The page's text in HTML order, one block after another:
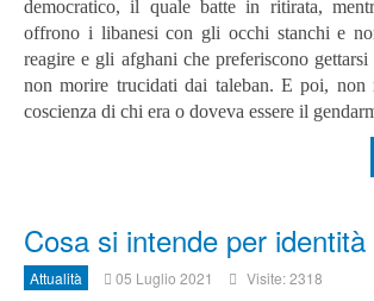
democratico, il quale batte in ritirata,
offrono i libanesi con gli occhi stanchi e
reagire e gli afghani che preferiscono
non morire trucidati dai taleban. E poi, non
coscienza di chi era o doveva essere il
Cosa si intende per
Attualità 05 Luglio 2021 Visite: 2318